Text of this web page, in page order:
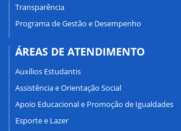
Transparência
Programa de Gestão e Desempenho
ÁREAS DE ATENDIMENTO
Auxílios Estudantis
Assistência e Orientação Social
Apoio Educacional e Promoção de Igualdades
Esporte e Lazer